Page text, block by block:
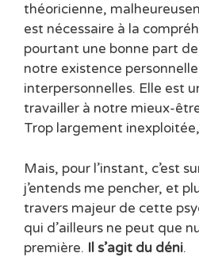
théoricienne,
est nécessaire à la
pourtant une bonne part
notre existence
interpersonnelles. Elle est
travailler à notre mieux-
Trop largement
Mais, pour l’instant, c’est
j’entends me pencher, et
travers majeur de cette
qui d’ailleurs ne peut que
première. Il s’agit du déni.